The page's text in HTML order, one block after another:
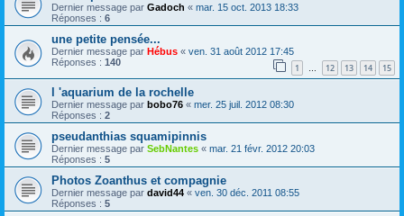
Dernier message par Gadoch « mar. 15 oct. 2013 18:33
Réponses : 6
une petite pensée...
Dernier message par Hébus « ven. 31 août 2012 17:45
Réponses : 140 1 … 12 13 14 15
l 'aquarium de la rochelle
Dernier message par bobo76 « mer. 25 juil. 2012 08:30
Réponses : 2
pseudanthias squamipinnis
Dernier message par SebNantes « mar. 21 févr. 2012 20:03
Réponses : 5
Photos Zoanthus et compagnie
Dernier message par david44 « ven. 30 déc. 2011 08:55
Réponses : 5